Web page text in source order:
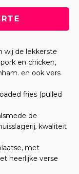
wij de lekkerste
en chicken,
en ook vers
fries (pulled
de
kwaliteit
met
heerlijke verse